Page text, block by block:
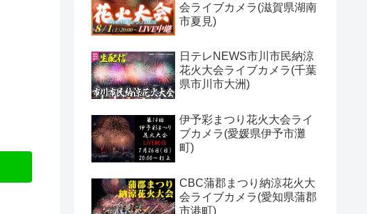
会ライブカメラ(滋賀県湖南
市夏見)
日テレNEWS市川市民納涼
花火大会ライブカメラ(千葉
県市川市大洲)
伊予彩まつり花火大会ライ
ブカメラ(愛媛県伊予市灘
町)
CBC蒲郡まつり納涼花火大
会ライブカメラ(愛知県蒲郡
市港町)